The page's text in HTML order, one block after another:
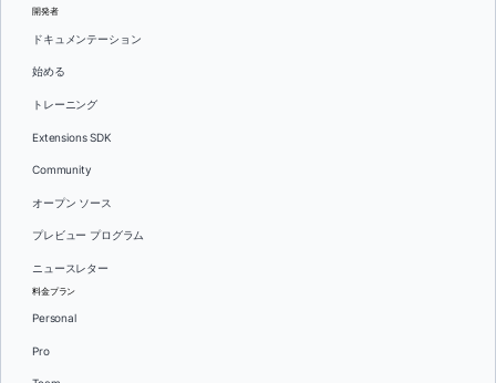
開発者
ドキュメンテーション
始める
トレーニング
Extensions SDK
Community
オープン ソース
プレビュー プログラム
ニュースレター
料金プラン
Personal
Pro